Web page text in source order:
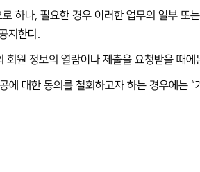
하나, 필요한 경우 이러한 업무의 일부 또
지한다.
원 정보의 열람이나 제출을 요청받을 때에
대한 동의를 철회하고자 하는 경우에는